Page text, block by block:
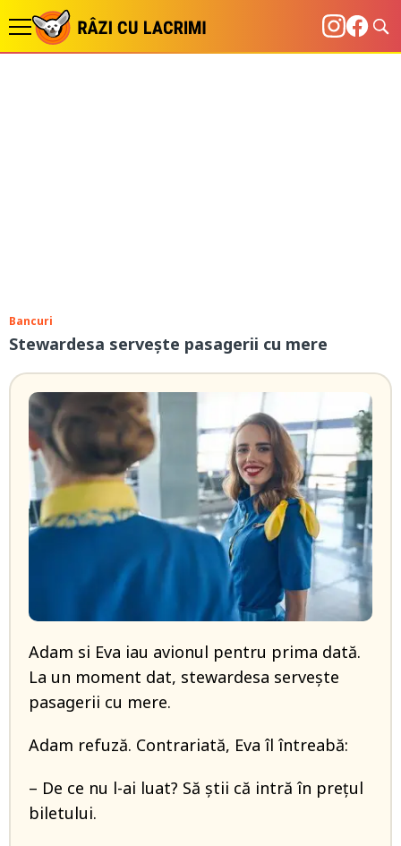
Bancuri
Stewardesa servește pasagerii cu mere
Adam si Eva iau avionul pentru prima dată.
La un moment dat, stewardesa servește
pasagerii cu mere.
Adam refuză. Contrariată, Eva îl întreabă:
– De ce nu l-ai luat? Să știi că intră în prețul
biletului.